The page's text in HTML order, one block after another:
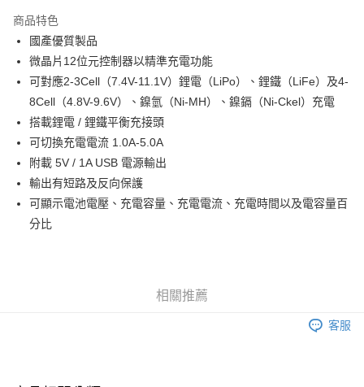
合作金庫商業銀行
華南商業銀行
上海商業儲蓄銀行
台北富邦商業銀行
國泰世華商業銀行
兆豐國際商業銀行
臺灣中小企業銀行
台中商業銀行
匯豐（台灣）商業銀行
聯邦商業銀行
元大商業銀行
玉山商業銀行
台新國際商業銀行
台灣樂天信用卡公司
6 期 0 利率 每期
華南商業銀行
彰化商業銀行
上海商業儲蓄銀行
台北富邦商業銀行
國泰世華商業銀行
兆豐國際商業銀行
臺灣中小企業銀行
匯豐（台灣）商業銀行
聯邦商業銀行
元大商業銀行
玉山商業銀行
台新國際商業銀行
中國信託商業銀行
台灣樂天信用卡公司
超商取貨付款
LINE Pay
Apple Pay
街口支付
悠遊付
Google Pay
商品特色
國產優質製品
微晶片12位元控制器以精準充電功能
可對應2-3Cell（7.4V-11.1V）鋰電（LiPo）、鋰鐵（LiFe）及4-
8Cell（4.8V-9.6V）、鎳氫（Ni-MH）、鎳鎘（Ni-Ckel）充電
搭載鋰電 / 鋰鐵平衡充接頭
可切換充電電流 1.0A-5.0A
附載 5V / 1A USB 電源輸出
輸出有短路及反向保護
可顯示電池電壓、充電容量、充電電流、充電時間以及電容量百
分比
相關推薦
客服